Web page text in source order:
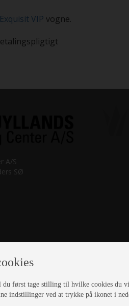
VIP vogne.
A/S
SØ
du først tage stilling til hvilke cookies du
indstillinger ved at trykke på ikonet i